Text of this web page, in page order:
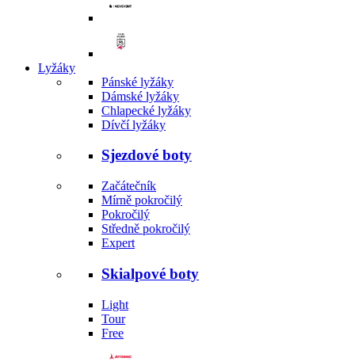
Lyžáky
Pánské lyžáky
Dámské lyžáky
Chlapecké lyžáky
Dívčí lyžáky
Sjezdové boty
Začátečník
Mírně pokročilý
Pokročilý
Středně pokročilý
Expert
Skialpové boty
Light
Tour
Free